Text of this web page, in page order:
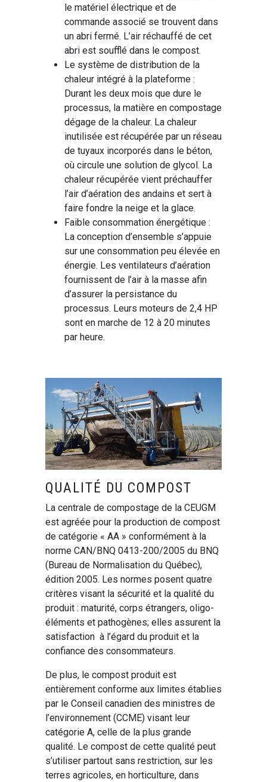
le matériel électrique et de
commande associé se trouvent dans
un abri fermé. L’air réchauffé de cet
abri est soufflé dans le compost.
Le système de distribution de la
chaleur intégré à la plateforme :
Durant les deux mois que dure le
processus, la matière en compostage
dégage de la chaleur. La chaleur
inutilisée est récupérée par un réseau
de tuyaux incorporés dans le béton,
où circule une solution de glycol. La
chaleur récupérée vient préchauffer
l’air d’aération des andains et sert à
faire fondre la neige et la glace.
Faible consommation énergétique :
La conception d’ensemble s’appuie
sur une consommation peu élevée en
énergie. Les ventilateurs d’aération
fournissent de l’air à la masse afin
d’assurer la persistance du
processus. Leurs moteurs de 2,4 HP
sont en marche de 12 à 20 minutes
par heure.
QUALITÉ DU COMPOST
La centrale de compostage de la CEUGM
est agréée pour la production de compost
de catégorie « AA » conformément à la
norme CAN/BNQ 0413-200/2005 du BNQ
(Bureau de Normalisation du Québec),
édition 2005. Les normes posent quatre
critères visant la sécurité et la qualité du
produit : maturité, corps étrangers, oligo-
éléments et pathogènes; elles assurent la
satisfaction à l’égard du produit et la
confiance des consommateurs.
De plus, le compost produit est
entièrement conforme aux limites établies
par le Conseil canadien des ministres de
l’environnement (CCME) visant leur
catégorie A, celle de la plus grande
qualité. Le compost de cette qualité peut
s’utiliser partout sans restriction, sur les
terres agricoles, en horticulture, dans